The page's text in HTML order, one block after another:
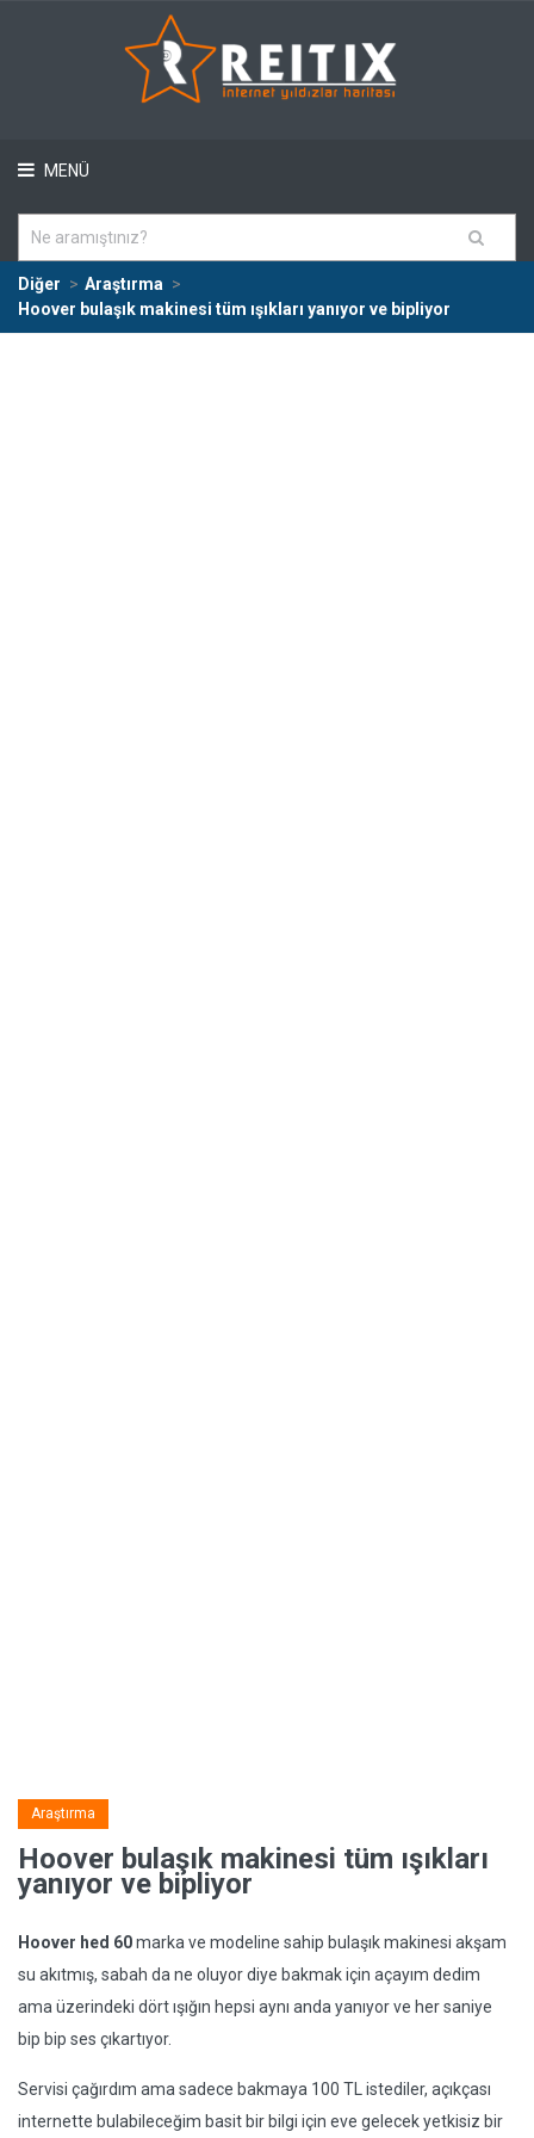
MENÜ
Diğer
Araştırma
Hoover bulaşık makinesi tüm ışıkları yanıyor ve bipliyor
Araştırma
Hoover bulaşık makinesi tüm ışıkları
yanıyor ve bipliyor
Hoover hed 60marka ve modeline sahip bulaşık makinesi akşam
su akıtmış, sabah da ne oluyor diye bakmak için açayım dedim
ama üzerindeki dört ışığın hepsi aynı anda yanıyor ve her saniye
bip bip ses çıkartıyor.
Servisi çağırdım ama sadece bakmaya 100 TL istediler, açıkçası
internette bulabileceğim basit bir bilgi için eve gelecek yetkisiz bir